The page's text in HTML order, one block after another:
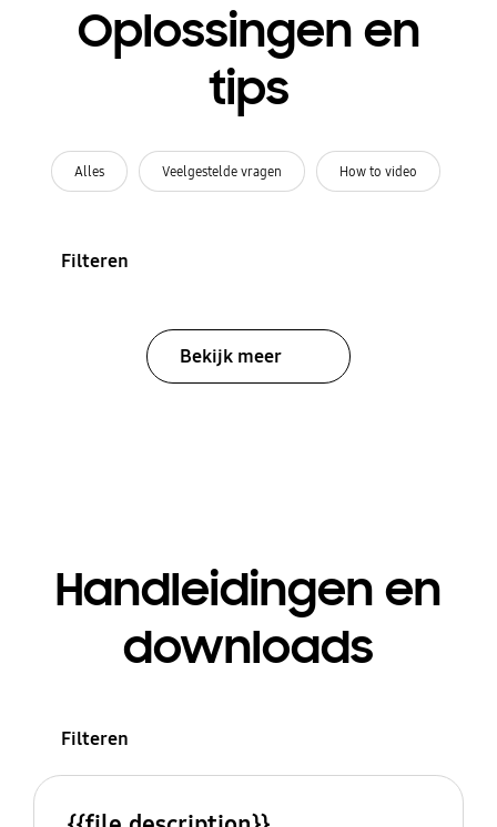
Oplossingen en
tips
Alles Veelgestelde vragen How to video
Filteren
Bekijk meer
Handleidingen en
downloads
Filteren